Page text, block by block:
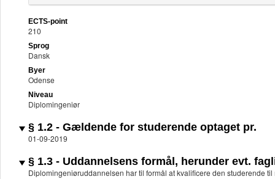
ECTS-point
210
Sprog
Dansk
Byer
Odense
Niveau
Diplomingeniør
§ 1.2 - Gældende for studerende optaget pr.
01-09-2019
§ 1.3 - Uddannelsens formål, herunder evt.
Diplomingeniøruddannelsen har til formål at kvalificere den studerende